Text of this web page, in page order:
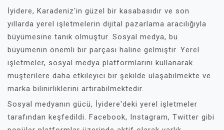
İyidere, Karadeniz'in güzel bir kasabasıdır ve son
yıllarda yerel işletmelerin dijital pazarlama aracılığıyla
büyümesine tanık olmuştur. Sosyal medya, bu
büyümenin önemli bir parçası haline gelmiştir. Yerel
işletmeler, sosyal medya platformlarını kullanarak
müşterilere daha etkileyici bir şekilde ulaşabilmekte ve
marka bilinirliklerini artırabilmektedir.
Sosyal medyanın gücü, İyidere'deki yerel işletmeler
tarafından keşfedildi. Facebook, Instagram, Twitter gibi